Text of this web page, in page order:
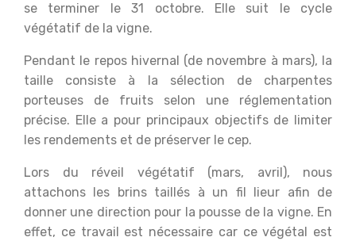
se terminer le 31 octobre. Elle suit le cycle
végétatif de la vigne.
Pendant le repos hivernal (de novembre à mars), la
taille consiste à la sélection de charpentes
porteuses de fruits selon une réglementation
précise. Elle a pour principaux objectifs de limiter
les rendements et de préserver le cep.
Lors du réveil végétatif (mars, avril), nous
attachons les brins taillés à un fil lieur afin de
donner une direction pour la pousse de la vigne. En
effet, ce travail est nécessaire car ce végétal est